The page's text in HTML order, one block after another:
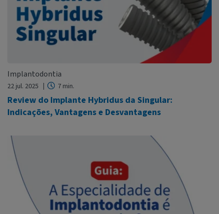
Implantodontia
22 jul. 2025 7 min.
Review do Implante Hybridus da Singular:
Indicações, Vantagens e Desvantagens